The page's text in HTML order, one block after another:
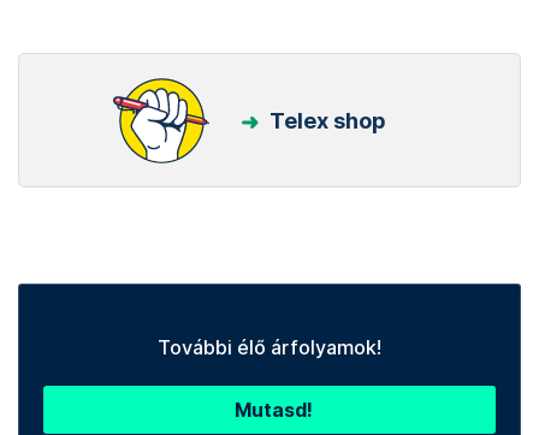
Telex shop
További élő árfolyamok!
Mutasd!